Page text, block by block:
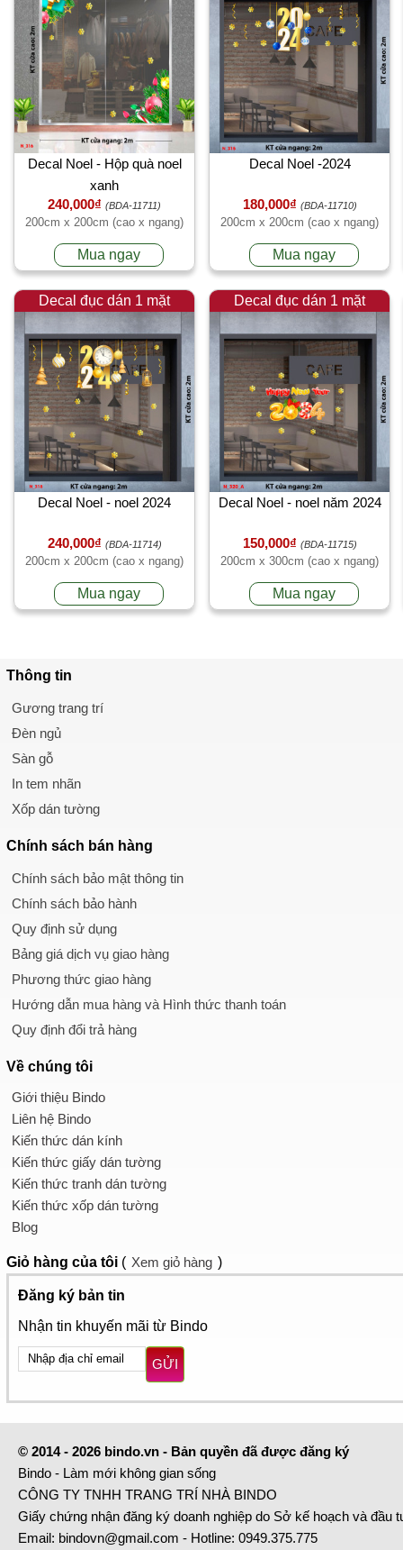
Decal Noel - Hộp quà noel
xanh
240,000₫ (BDA-11711)
200cm x 200cm (cao x ngang)
Mua ngay
Decal Noel -2024
180,000₫ (BDA-11710)
200cm x 200cm (cao x ngang)
Mua ngay
Decal đục dán 1 mặt
Decal Noel - noel 2024
240,000₫ (BDA-11714)
200cm x 200cm (cao x ngang)
Mua ngay
Decal đục dán 1 mặt
Decal Noel - noel năm 2024
150,000₫ (BDA-11715)
200cm x 300cm (cao x ngang)
Mua ngay
Thông tin
Gương trang trí
Đèn ngủ
Sàn gỗ
In tem nhãn
Xốp dán tường
Chính sách bán hàng
Chính sách bảo mật thông tin
Chính sách bảo hành
Quy định sử dụng
Bảng giá dịch vụ giao hàng
Phương thức giao hàng
Hướng dẫn mua hàng và Hình thức thanh toán
Quy định đổi trả hàng
Về chúng tôi
Giới thiệu Bindo
Liên hệ Bindo
Kiến thức dán kính
Kiến thức giấy dán tường
Kiến thức tranh dán tường
Kiến thức xốp dán tường
Blog
Giỏ hàng của tôi ( Xem giỏ hàng )
Đăng ký bản tin
Nhận tin khuyến mãi từ Bindo
GỬI
© 2014 - 2026 bindo.vn - Bản quyền đã được đăng ký
Bindo - Làm mới không gian sống
CÔNG TY TNHH TRANG TRÍ NHÀ BINDO
Giấy chứng nhận đăng ký doanh nghiệp do Sở kế hoạch và đầu
Email: bindovn@gmail.com - Hotline: 0949.375.775